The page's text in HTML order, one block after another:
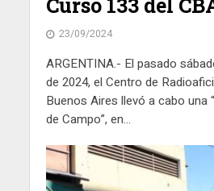
Curso 133 del
23/09/2024
ARGENTINA.- El pasado
de 2024, el Centro de
Buenos Aires llevó a cabo una
de Campo”, en...